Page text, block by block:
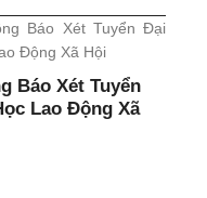
Báo Xét Tuyển
Lao Động Xã